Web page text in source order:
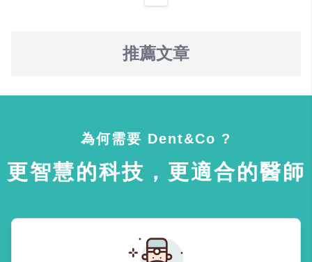
推薦文章
為何需要 Dent&Co ?
更智慧的科技，更適合的醫師